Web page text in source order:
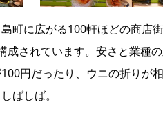
町に広がる100軒ほどの商店
成されています。安さと業種
円だったり、ウニの折りが
ばしば。